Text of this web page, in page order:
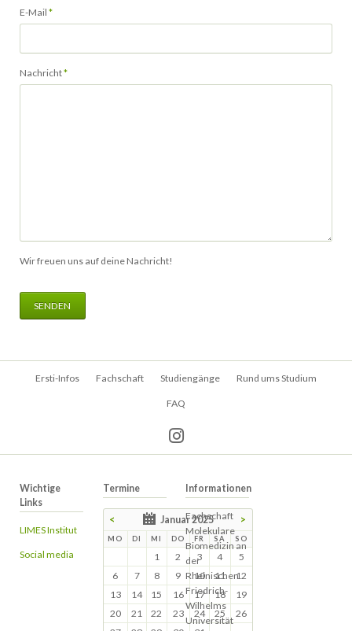
Pflichtfeld
E-Mail *
Pflichtfeld
Nachricht*
Wir freuen uns auf deine Nachricht!
SENDEN
Navigation
Ersti-Infos Fachschaft Studiengänge Rund ums Studium
FAQ
Wichtige
Links
LIMES Institut
Social media
Termine
< Januar 2025 >
MO DI MI DO FR SA SO
1 2 3 4
5
6
7 8 9 10 11
12
13
14 15 16 17 18
19
20
21 22 23 24 25
26
Informationen
Fachschaft
Molekulare
Biomedizin an
der
Rheinischen
Friedrich-
Wilhelms
Universität